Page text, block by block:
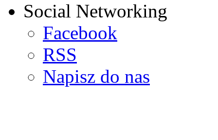
Social Networking
Facebook
RSS
Napisz do nas